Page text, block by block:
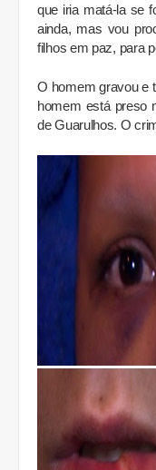
que iria matá-la se
ainda, mas vou
filhos em paz, para
O homem gravou e
homem está preso
de Guarulhos. O